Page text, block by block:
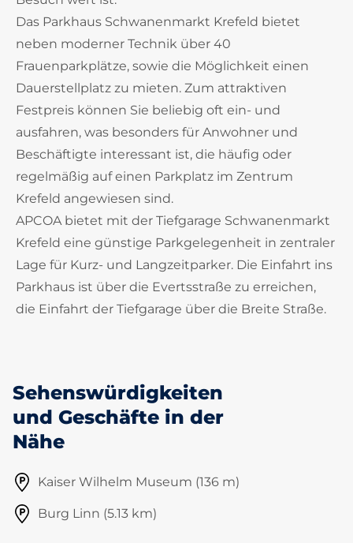
Das Parkhaus Schwanenmarkt Krefeld bietet
neben moderner Technik über 40
Frauenparkplätze, sowie die Möglichkeit einen
Dauerstellplatz zu mieten. Zum attraktiven
Festpreis können Sie beliebig oft ein- und
ausfahren, was besonders für Anwohner und
Beschäftigte interessant ist, die häufig oder
regelmäßig auf einen Parkplatz im Zentrum
Krefeld angewiesen sind.
APCOA bietet mit der Tiefgarage Schwanenmarkt
Krefeld eine günstige Parkgelegenheit in zentraler
Lage für Kurz- und Langzeitparker. Die Einfahrt ins
Parkhaus ist über die Evertsstraße zu erreichen,
die Einfahrt der Tiefgarage über die Breite Straße.
Sehenswürdigkeiten
und Geschäfte in der
Nähe
Kaiser Wilhelm Museum (136 m)
Burg Linn (5.13 km)